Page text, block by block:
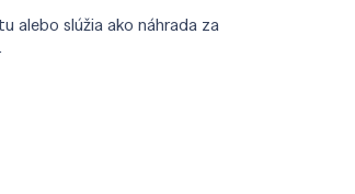
alebo slúžia ako náhrada za